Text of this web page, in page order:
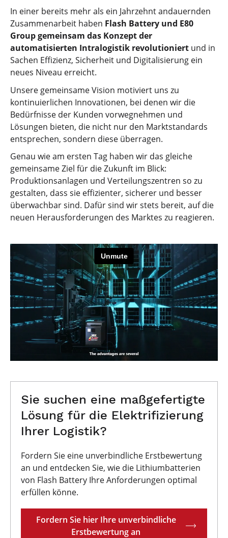
In einer bereits mehr als ein Jahrzehnt andauernden
Zusammenarbeit haben Flash Battery und E80
Group gemeinsam das Konzept der
automatisierten Intralogistik revolutioniert und in
Sachen Effizienz, Sicherheit und Digitalisierung ein
neues Niveau erreicht.
Unsere gemeinsame Vision motiviert uns zu
kontinuierlichen Innovationen, bei denen wir die
Bedürfnisse der Kunden vorwegnehmen und
Lösungen bieten, die nicht nur den Marktstandards
entsprechen, sondern diese überragen.
Genau wie am ersten Tag haben wir das gleiche
gemeinsame Ziel für die Zukunft im Blick:
Produktionsanlagen und Verteilungszentren so zu
gestalten, dass sie effizienter, sicherer und besser
überwachbar sind. Dafür sind wir stets bereit, auf die
neuen Herausforderungen des Marktes zu reagieren.
Sie suchen eine maßgefertigte
Lösung für die Elektrifizierung
Ihrer Logistik?
Fordern Sie eine unverbindliche Erstbewertung
an und entdecken Sie, wie die Lithiumbatterien
von Flash Battery Ihre Anforderungen optimal
erfüllen könne.
Fordern Sie hier Ihre unverbindliche
Erstbewertung an